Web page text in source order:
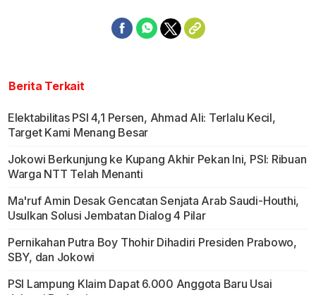
Berita Terkait
Elektabilitas PSI 4,1 Persen, Ahmad Ali: Terlalu Kecil,
Target Kami Menang Besar
Jokowi Berkunjung ke Kupang Akhir Pekan Ini, PSI: Ribuan
Warga NTT Telah Menanti
Ma'ruf Amin Desak Gencatan Senjata Arab Saudi-Houthi,
Usulkan Solusi Jembatan Dialog 4 Pilar
Pernikahan Putra Boy Thohir Dihadiri Presiden Prabowo,
SBY, dan Jokowi
PSI Lampung Klaim Dapat 6.000 Anggota Baru Usai